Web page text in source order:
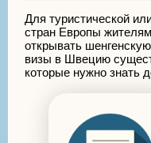
Для туристической
стран Европы
открывать
визы в Швецию
которые нужно знать